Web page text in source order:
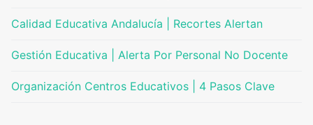
Calidad Educativa Andalucía | Recortes Alertan
Gestión Educativa | Alerta Por Personal No Docente
Organización Centros Educativos | 4 Pasos Clave